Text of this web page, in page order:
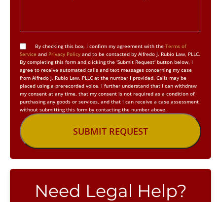
By checking this box, I confirm my agreement with the Terms of
Service and Privacy Policy and to be contacted by Alfredo J. Rubio Law, PLLC.
By completing this form and clicking the 'Submit Request' button below, I
agree to receive automated calls and text messages concerning my case
from Alfredo J. Rubio Law, PLLC at the number I provided. Calls may be
placed using a prerecorded voice. I further understand that I can withdraw
my consent at any time, that my consent is not required as a condition of
purchasing any goods or services, and that I can receive a case assessment
without submitting this form by contacting the number above.
Need Legal Help?